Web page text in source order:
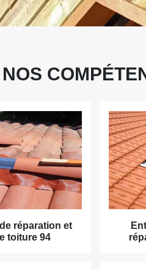
NOS
réparation et
toiture 94